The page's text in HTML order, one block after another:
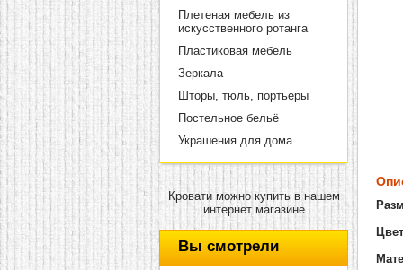
Плетеная мебель из
искусственного ротанга
Пластиковая мебель
Зеркала
Шторы, тюль, портьеры
Постельное бельё
Украшения для дома
Кровати можно купить в нашем
интернет магазине
Вы смотрели